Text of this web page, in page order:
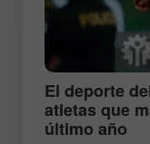
El deporte
atletas que
último año